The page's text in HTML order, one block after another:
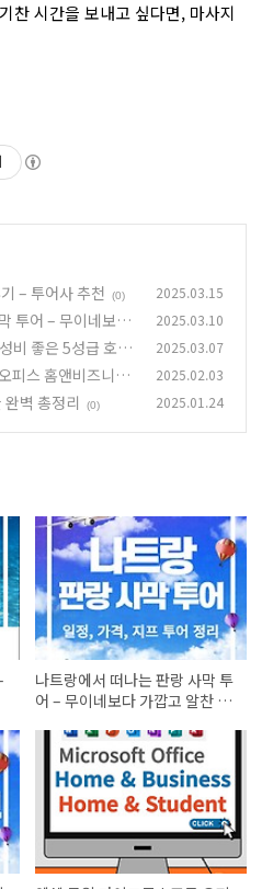
찬 시간을 보내고 싶다면, 마사지
– 투어사 추천
(0) 2025.03.15
투어 – 무이네보다
2025.03.10
비 좋은 5성급 호텔 2025.03.07
피스 홈앤비즈니스
2025.02.03
벽 총정리 (0) 2025.01.24
나트랑에서 떠나는 판랑 사막 투
어 – 무이네보다 가깝고 알찬 일